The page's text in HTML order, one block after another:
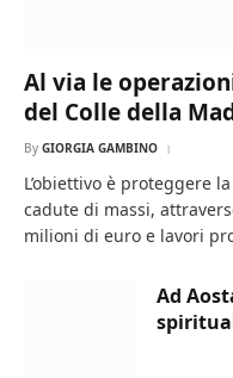
Al via le
del Colle della
By GIORGIA GAMBINO
L’obiettivo è proteggere
cadute di massi,
milioni di euro e lavori
Ad